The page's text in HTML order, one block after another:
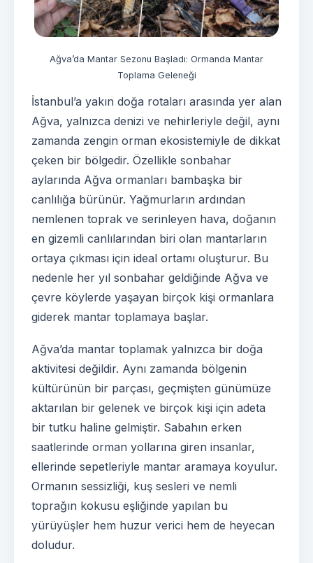
Ağva’da Mantar Sezonu Başladı: Ormanda Mantar
Toplama Geleneği
İstanbul’a yakın doğa rotaları arasında yer alan
Ağva, yalnızca denizi ve nehirleriyle değil, aynı
zamanda zengin orman ekosistemiyle de dikkat
çeken bir bölgedir. Özellikle sonbahar
aylarında Ağva ormanları bambaşka bir
canlılığa bürünür. Yağmurların ardından
nemlenen toprak ve serinleyen hava, doğanın
en gizemli canlılarından biri olan mantarların
ortaya çıkması için ideal ortamı oluşturur. Bu
nedenle her yıl sonbahar geldiğinde Ağva ve
çevre köylerde yaşayan birçok kişi ormanlara
giderek mantar toplamaya başlar.
Ağva’da mantar toplamak yalnızca bir doğa
aktivitesi değildir. Aynı zamanda bölgenin
kültürünün bir parçası, geçmişten günümüze
aktarılan bir gelenek ve birçok kişi için adeta
bir tutku haline gelmiştir. Sabahın erken
saatlerinde orman yollarına giren insanlar,
ellerinde sepetleriyle mantar aramaya koyulur.
Ormanın sessizliği, kuş sesleri ve nemli
toprağın kokusu eşliğinde yapılan bu
yürüyüşler hem huzur verici hem de heyecan
doludur.